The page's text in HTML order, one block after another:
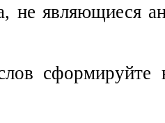
не являющиеся
сформируйте